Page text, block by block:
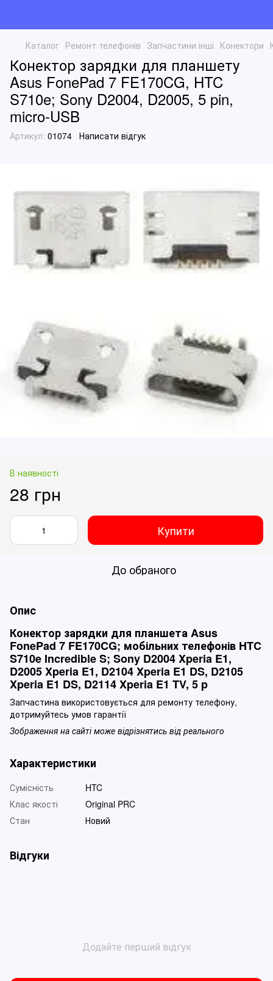
Каталог Ремонт телефонів Запчастини інші Конектори
Конектор зарядки для планшету
Asus FonePad 7 FE170CG, HTC
S710e; Sony D2004, D2005, 5 pin,
micro-USB
Артикул: 01074 Написати відгук
В наявності
28 грн
Купити
До обраного
Опис
Конектор зарядки для планшета Asus
FonePad 7 FE170CG; мобільних телефонів HTC
S710e Incredible S; Sony D2004 Xperia E1,
D2005 Xperia E1, D2104 Xperia E1 DS, D2105
Xperia E1 DS, D2114 Xperia E1 TV, 5 p
Запчастина використовується для ремонту телефону,
дотримуйтесь умов гарантії
Зображення на сайті може відрізнятись від реального
Характеристики
Сумісність
HTC
Клас якості
Original PRC
Стан
Новий
Відгуки
Додайте перший відгук